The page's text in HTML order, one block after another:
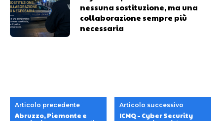
nessuna sostituzione, ma una
collaborazione sempre più
necessaria
Articolo precedente
Abruzzo, Piemonte e
Articolo successivo
ICMQ – Cyber Security